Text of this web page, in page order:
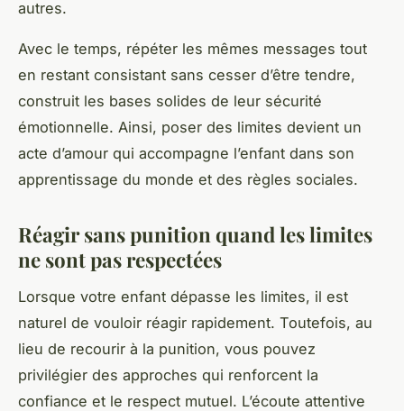
autres.
Avec le temps, répéter les mêmes messages tout
en restant consistant sans cesser d’être tendre,
construit les bases solides de leur sécurité
émotionnelle. Ainsi, poser des limites devient un
acte d’amour qui accompagne l’enfant dans son
apprentissage du monde et des règles sociales.
Réagir sans punition quand les limites
ne sont pas respectées
Lorsque votre enfant dépasse les limites, il est
naturel de vouloir réagir rapidement. Toutefois, au
lieu de recourir à la punition, vous pouvez
privilégier des approches qui renforcent la
confiance et le respect mutuel. L’écoute attentive